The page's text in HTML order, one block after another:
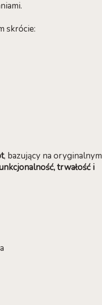
skrócie:
, bazujący na oryginalnym
trwałość i